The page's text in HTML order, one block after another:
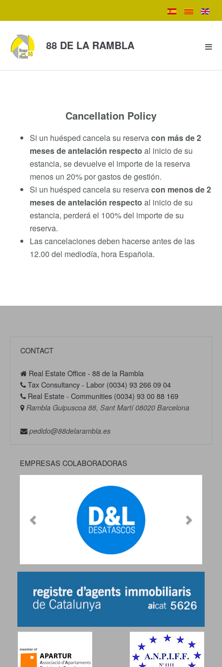
88 DE LA RAMBLA
Cancellation Policy
Si un huésped cancela su reservacon más de 2
meses de antelación respecto al inicio de su
estancia, se devuelve el importe de la reserva
menos un 20% por gastos de gestión.
Si un huésped cancela su reservacon menos de 2
meses de antelación respecto al inicio de su
estancia, perderá el 100% del importe de su
reserva.
Las cancelaciones deben hacerse antes de las
12.00 del mediodía, hora Española.
CONTACT
Real Estate Office - 88 de la Rambla
Tax Consultancy - Labor (0034) 93 266 09 04
Real Estate - Communities (0034) 93 00 88 169
Rambla Guipuscoa 88, Sant Martí 08020 Barcelona
pedido@88delarambla.es
EMPRESAS COLABORADORAS